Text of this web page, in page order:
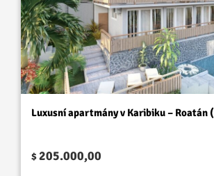
Luxusní apartmány v Karibiku – Roatán
$205.000,00